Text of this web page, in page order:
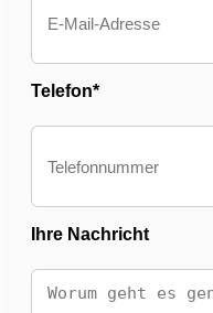
Telefon*
Ihre Nachricht